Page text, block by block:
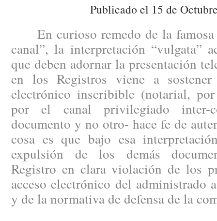
Publicado el 15 de
En curioso remedo de la famosa
canal”, la interpretación “vulgata”
que deben adornar la presentación
en los Registros viene a
electrónico inscribible (notarial,
por el canal privilegiado inter-
documento y no otro- hace fe de
cosa es que bajo esa
expulsión de los demás
Registro en clara violación de los
acceso electrónico del administrado
y de la normativa de defensa de la